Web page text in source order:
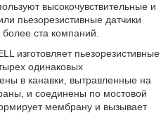
высокочувствительные и
пьезорезистивные датчики
ста компаний.
изготовляет пьезорезистивные
одинаковых
в канавки, вытравленные на
и соединены по мостовой
мембрану и вызывает